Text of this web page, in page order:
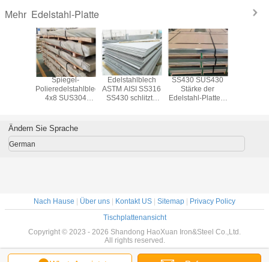
Mehr Edelstahl-Platte
Spiegel-
Polieredelstahlblech
4x8 SUS304
Edelstahlblech
ASTM AISI SS316
SS430 schlitzte
SS430 SUS430
Stärke der
Edelstahl-Platten-
Ändern Sie Sprache
German
Nach Hause | Über uns | Kontakt US | Sitemap | Privacy Policy
Tischplattenansicht
Copyright © 2023 - 2026 Shandong HaoXuan Iron&Steel Co.,Ltd.
All rights reserved.